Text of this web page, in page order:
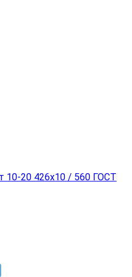
10-20 426x10 / 560 ГОСТ